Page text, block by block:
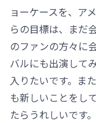
ョーケースを、ア
らの目標は、まだ
のファンの方々に
バルにも出演して
入りたいです。ま
も新しいことをし
たらうれしいです